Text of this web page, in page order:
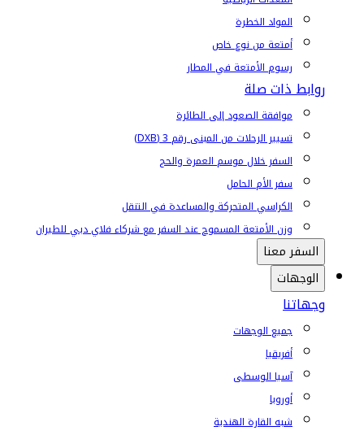
المواد الخطرة
أمتعة من نوع خاص
رسوم الأمتعة في المطار
روابط ذات صلة
موافقة الصعود إلى الطائرة
تسيير الرحلات من المبنى رقم 3 (DXB)
السفر خلال موسم العمرة والحج
سفر الأم الحامل
الكراسي المتحركة والمساعدة في التنقل
وزن الأمتعة المسموح عند السفر مع شركاء فلاي دبي للطيران
السفر معنا
الوجهات
وجهاتنا
جميع الوجهات
أفريقيا
آسيا الوسطى
أوروبا
شبه القارة الهندية